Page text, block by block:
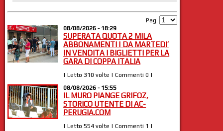
Pag.
08/08/2026 - 18:29
SUPERATA QUOTA 2 MILA
ABBONAMENTI | DA MARTEDI’
IN VENDITA I BIGLIETTI PER LA
GARA DI COPPA ITALIA
| Letto 310 volte | Commenti 0 |
08/08/2026 - 15:55
IL MURO PIANGE GRIFOZ,
STORICO UTENTE DI AC-
PERUGIA.COM
| Letto 554 volte | Commenti 1 |